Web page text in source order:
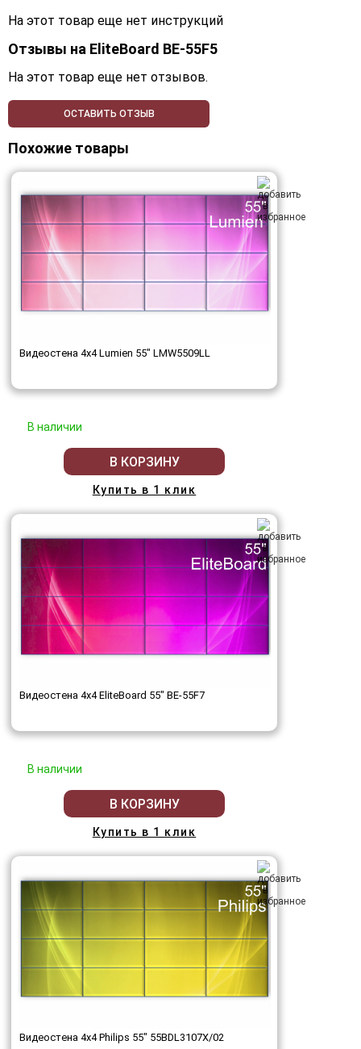
На этот товар еще нет инструкций
Отзывы на EliteBoard BE-55F5
На этот товар еще нет отзывов.
ОСТАВИТЬ ОТЗЫВ
Похожие товары
Видеостена 4x4 Lumien 55" LMW5509LL
В наличии
В КОРЗИНУ
Купить в 1 клик
Видеостена 4x4 EliteBoard 55" BE-55F7
В наличии
В КОРЗИНУ
Купить в 1 клик
Видеостена 4x4 Philips 55" 55BDL3107X/02